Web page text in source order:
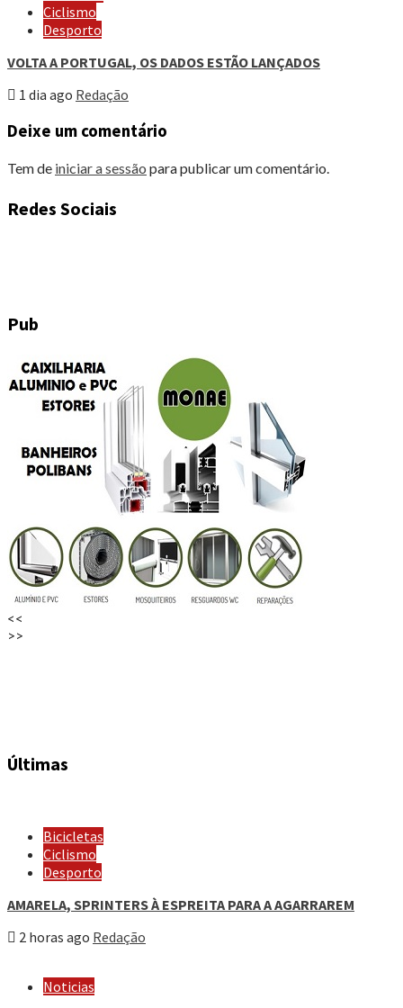
Ciclismo
Desporto
VOLTA A PORTUGAL, OS DADOS ESTÃO LANÇADOS
1 dia ago Redação
Deixe um comentário
Tem de iniciar a sessão para publicar um comentário.
Redes Sociais
Pub
<<
>>
Últimas
Bicicletas
Ciclismo
Desporto
AMARELA, SPRINTERS À ESPREITA PARA A AGARRAREM
2 horas ago Redação
Noticias